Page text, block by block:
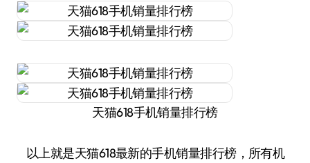
天猫618手机销量排行榜
以上就是天猫618最新的手机销量排行榜，所有机